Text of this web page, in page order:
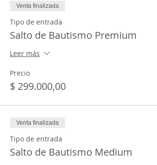
Venta finalizada
Tipo de entrada
Salto de Bautismo Premium
Leer más
Precio
$ 299.000,00
Venta finalizada
Tipo de entrada
Salto de Bautismo Medium